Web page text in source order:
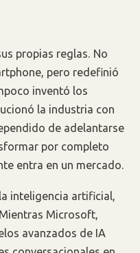
propias reglas. No
pero redefinió
inventó los
la industria con
de adelantarse
por completo
entra en un mercado.
inteligencia artificial,
Microsoft,
avanzados de IA